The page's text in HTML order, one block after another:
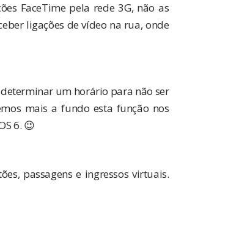
FaceTime pela rede 3G, não as
ligações de vídeo na rua, onde
um horário para não ser
mais a fundo esta função nos
6. 😉
passagens e ingressos virtuais.